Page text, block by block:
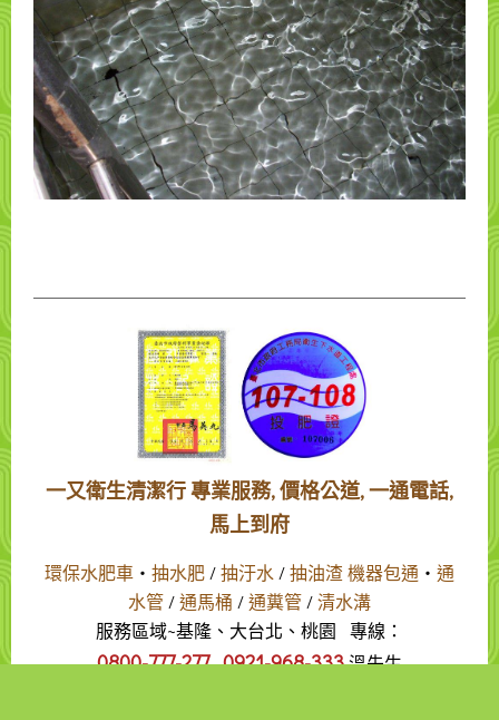
一又衛生清潔行 專業服務, 價格公道, 一通電話,
馬上到府
環保水肥車 ‧ 抽水肥 /抽汙水 /抽油渣機器包通 ‧ 通
水管 /通馬桶 /通糞管 /清水溝
服務區域~基隆、大台北、桃園
專線：
0800-777-277 0921-968-333溫先生